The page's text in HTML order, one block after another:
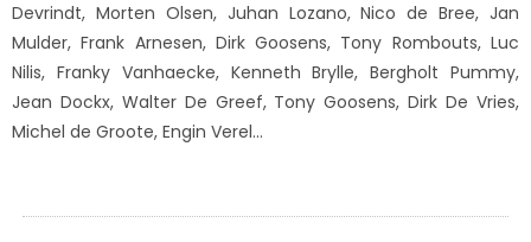
Devrindt, Morten Olsen, Juhan Lozano, Nico de Bree, Jan
Mulder, Frank Arnesen, Dirk Goosens, Tony Rombouts, Luc
Nilis, Franky Vanhaecke, Kenneth Brylle, Bergholt Pummy,
Jean Dockx, Walter De Greef, Tony Goosens, Dirk De Vries,
Michel de Groote, Engin Verel…